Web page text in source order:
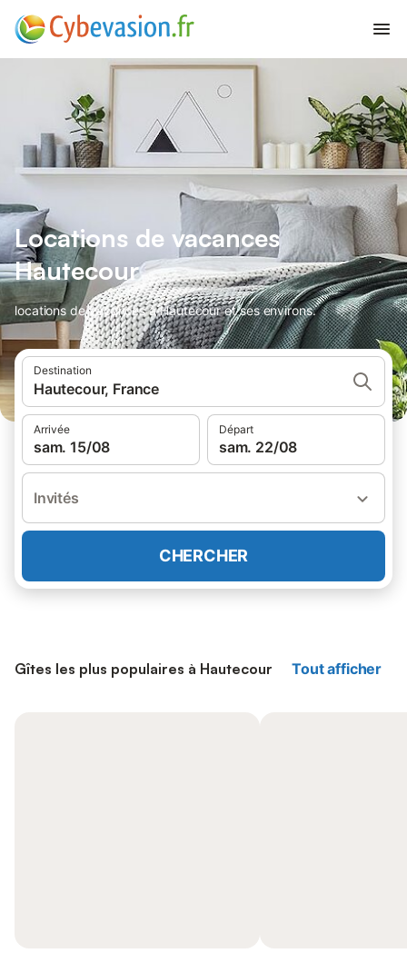
Locations de vacances
Hautecour
locations de vacances à Hautecour et ses environs.
Destination
Hautecour, France
Arrivée
sam. 15/08
Départ
sam. 22/08
Invités
CHERCHER
Gîtes les plus populaires à Hautecour Tout afficher